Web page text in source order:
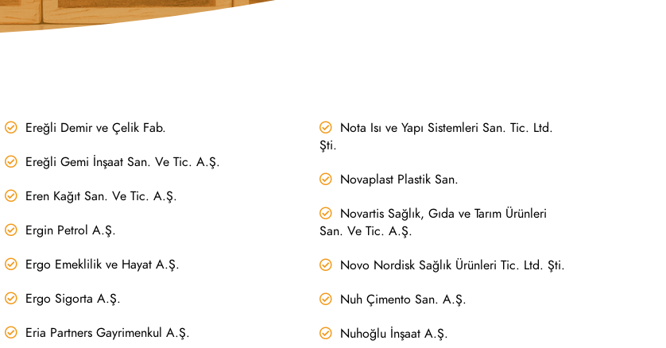
Ereğli Demir ve Çelik Fab.
Ereğli Gemi İnşaat San. Ve Tic. A.Ş.
Eren Kağıt San. Ve Tic. A.Ş.
Ergin Petrol A.Ş.
Ergo Emeklilik ve Hayat A.Ş.
Ergo Sigorta A.Ş.
Eria Partners Gayrimenkul A.Ş.
Nota Isı ve Yapı Sistemleri San. Tic. Ltd.
Şti.
Novaplast Plastik San.
Novartis Sağlık, Gıda ve Tarım Ürünleri
San. Ve Tic. A.Ş.
Novo Nordisk Sağlık Ürünleri Tic. Ltd. Şti.
Nuh Çimento San. A.Ş.
Nuhoğlu İnşaat A.Ş.